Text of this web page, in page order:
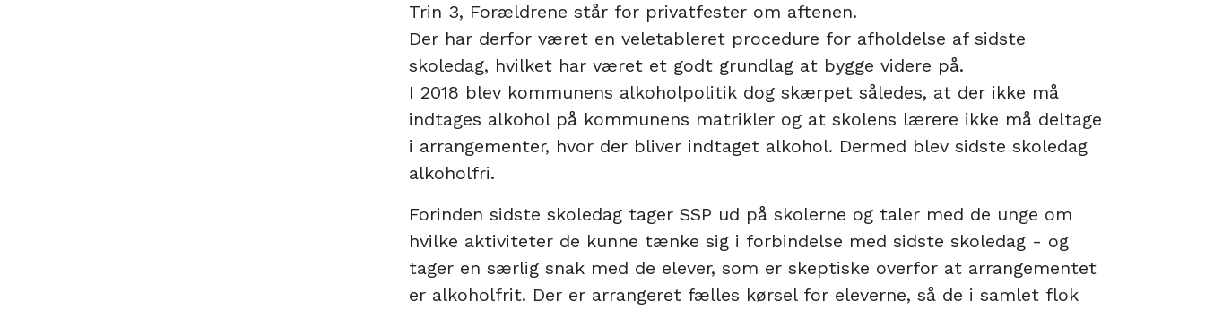
Trin 3, Forældrene står for privatfester om aftenen.
Der har derfor været en veletableret procedure for afholdelse af sidste
skoledag, hvilket har været et godt grundlag at bygge videre på.
I 2018 blev kommunens alkoholpolitik dog skærpet således, at der ikke må
indtages alkohol på kommunens matrikler og at skolens lærere ikke må deltage
i arrangementer, hvor der bliver indtaget alkohol. Dermed blev sidste skoledag
alkoholfri.
Forinden sidste skoledag tager SSP ud på skolerne og taler med de unge om
hvilke aktiviteter de kunne tænke sig i forbindelse med sidste skoledag - og
tager en særlig snak med de elever, som er skeptiske overfor at arrangementet
er alkoholfrit. Der er arrangeret fælles kørsel for eleverne, så de i samlet flok